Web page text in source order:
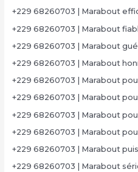
+229 68260703 | Marabout
+229 68260703 | Marabout
+229 68260703 | Marabout
+229 68260703 | Marabout
+229 68260703 | Marabout
+229 68260703 | Marabout
+229 68260703 | Marabout
+229 68260703 | Marabout
+229 68260703 | Marabout
+229 68260703 | Marabout